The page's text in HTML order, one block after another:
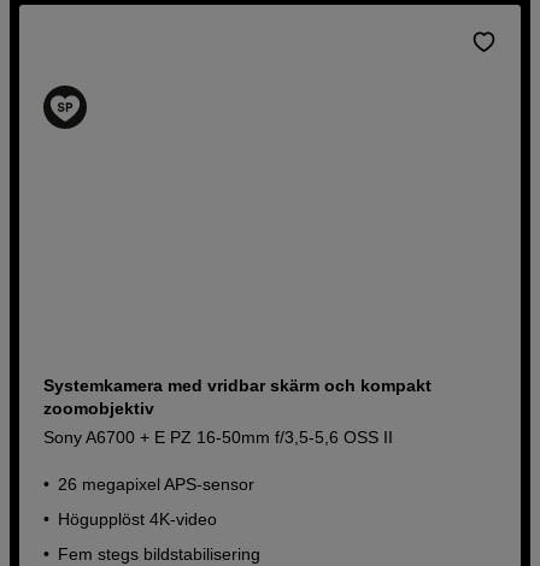
Systemkamera med vridbar skärm och kompakt
zoomobjektiv
Sony A6700 + E PZ 16-50mm f/3,5-5,6 OSS II
26 megapixel APS-sensor
Högupplöst 4K-video
Fem stegs bildstabilisering